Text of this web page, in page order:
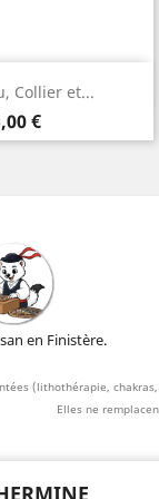
Collier et...
€
rapide
Argent
en Finistère.
(lithothérapie,
Elles ne